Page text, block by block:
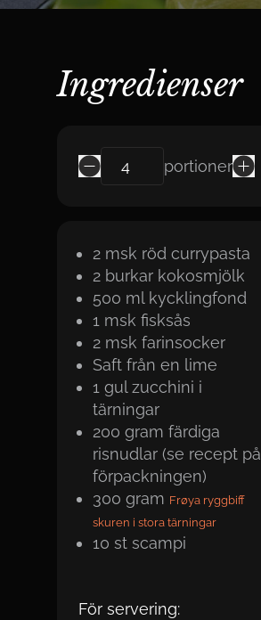
Ingredienser
portioner
2 msk röd currypasta
2 burkar kokosmjölk
500 ml kycklingfond
1 msk fisksås
2 msk farinsocker
Saft från en lime
1 gul zucchini i
tärningar
200 gram färdiga
risnudlar (se recept på
förpackningen)
300 gram Frøya ryggbiff
skuren i stora tärningar
10 st scampi
För servering: